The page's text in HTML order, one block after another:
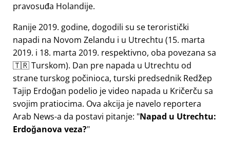
pravosuđa Holandije.
Ranije 2019. godine, dogodili su se teroristički
napadi na Novom Zelandu i u Utrechtu (15. marta
2019. i 18. marta 2019. respektivno, oba povezana sa
🇹🇷 Turskom). Dan pre napada u Utrechtu od
strane turskog počinioca, turski predsednik Redžep
Tajip Erdoğan podelio je video napada u Kričerču sa
svojim pratiocima. Ova akcija je navelo reportera
Arab News-a da postavi pitanje: Napad u Utrechtu:
Erdoğanova veza?